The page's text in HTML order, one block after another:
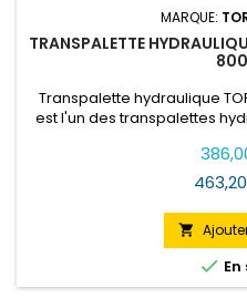
MARQUE:
TRANSPALETTE
Transpalette hydraulique
est l'un des transpalettes
jusqu'à 2.5 tonnes et a les

